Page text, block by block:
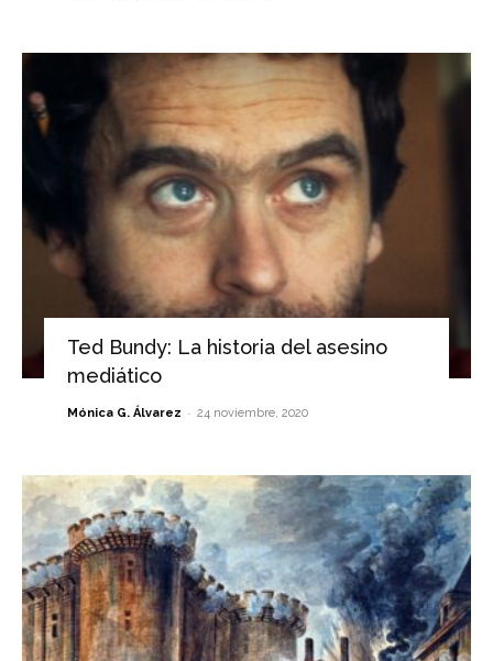
Ted Bundy: La historia del asesino
mediático
Mónica G. Álvarez - 24 noviembre, 2020